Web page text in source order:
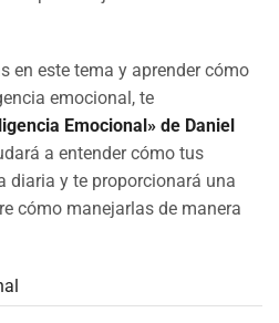
en este tema y aprender cómo
emocional, te
Emocional» de Daniel
a entender cómo tus
diaria y te proporcionará una
cómo manejarlas de manera